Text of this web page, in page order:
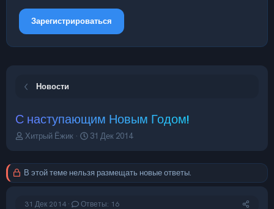
Зарегистрироваться
Новости
С наступающим Новым Годом!
А
о
е
Хитрый Ёжик
Д
ч
31 Дек 2014
В этой теме нельзя размещать новые ответы.
31 Дек 2014 Ответы: 16